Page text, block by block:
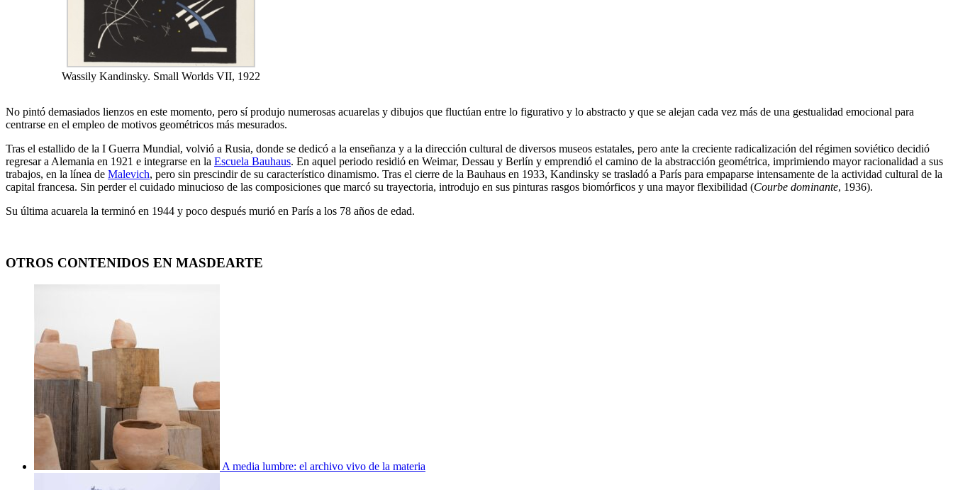
Wassily Kandinsky. Small Worlds VII, 1922
No pintó demasiados lienzos en este momento, pero sí produjo numerosas acuarelas y dibujos que fluctúan entre lo figurativo y lo abstracto y que se alejan cada vez más de una gestualidad emocional para
centrarse en el empleo de motivos geométricos más mesurados.
Tras el estallido de la I Guerra Mundial, volvió a Rusia, donde se dedicó a la enseñanza y a la dirección cultural de diversos museos estatales, pero ante la creciente radicalización del régimen soviético decidió
regresar a Alemania en 1921 e integrarse en la Escuela Bauhaus. En aquel periodo residió en Weimar, Dessau y Berlín y emprendió el camino de la abstracción geométrica, imprimiendo mayor racionalidad a sus
trabajos, en la línea de Malevich, pero sin prescindir de su característico dinamismo. Tras el cierre de la Bauhaus en 1933, Kandinsky se trasladó a París para empaparse intensamente de la actividad cultural de la
capital francesa. Sin perder el cuidado minucioso de las composiciones que marcó su trayectoria, introdujo en sus pinturas rasgos biomórficos y una mayor flexibilidad (Courbe dominante, 1936).
Su última acuarela la terminó en 1944 y poco después murió en París a los 78 años de edad.
OTROS CONTENIDOS EN MASDEARTE
A media lumbre: el archivo vivo de la materia